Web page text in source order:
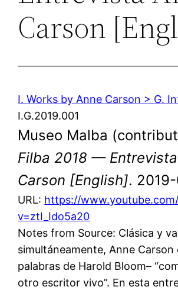
Carson
I. Works by Anne Carson > G.
I.G.2019.001
Museo Malba
Filba 2018 —
Carson [English].
URL: https://
v=ztI_Ido5a20
Notes from Source: Clásica y
simultáneamente, Anne Carson
palabras de Harold Bloom–
otro escritor vivo”. En esta